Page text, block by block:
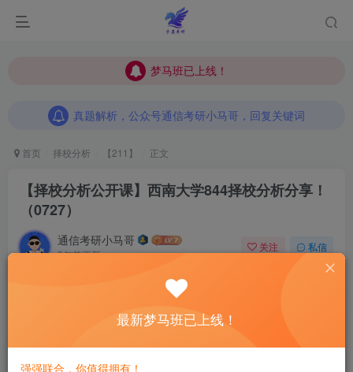
梦马班已上线！
梦马班已上线！
真题解析，公众号通信考研小马哥，回复关键词
真题解析，公众号通信考研小马哥，回复关键词
首页 择校分析 【211】 正文
【择校分析公开课】西南大学844择校分析分享！
（0727）
通信考研小马哥
2年前更新
关注 私信
小马哥前言：择校分析公开课邀请直系学长学姐分
享上岸经验！每次公开课前，将收集同学们对具体
最新梦马班已上线！
强强联合，你值得拥有！